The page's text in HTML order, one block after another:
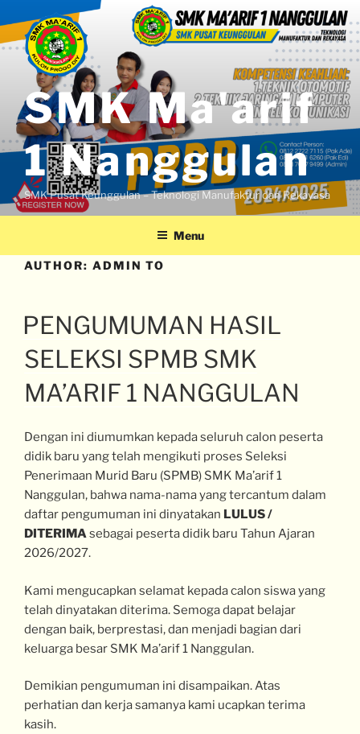
SMK Ma'arif
1 Nanggulan
SMK Pusat Keunggulan – Teknologi Manufaktur dan Rekayasa
Menu
AUTHOR: ADMIN TO
PENGUMUMAN HASIL
SELEKSI SPMB SMK
MA’ARIF 1 NANGGULAN
Dengan ini diumumkan kepada seluruh calon peserta
didik baru yang telah mengikuti proses Seleksi
Penerimaan Murid Baru (SPMB) SMK Ma’arif 1
Nanggulan, bahwa nama-nama yang tercantum dalam
daftar pengumuman ini dinyatakan LULUS /
DITERIMAsebagai peserta didik baru Tahun Ajaran
2026/2027.
Kami mengucapkan selamat kepada calon siswa yang
telah dinyatakan diterima. Semoga dapat belajar
dengan baik, berprestasi, dan menjadi bagian dari
keluarga besar SMK Ma’arif 1 Nanggulan.
Demikian pengumuman ini disampaikan. Atas
perhatian dan kerja samanya kami ucapkan terima
kasih.